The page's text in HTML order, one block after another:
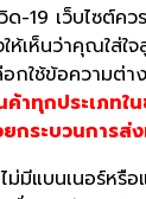
-19 เว็บไซต์ค
เห็นว่าคุณใส่ใจ
กใช้ข้อความต่า
าทุกประเภทใ
กระบวนการส่
ม่มีแบนเนอร์หรื